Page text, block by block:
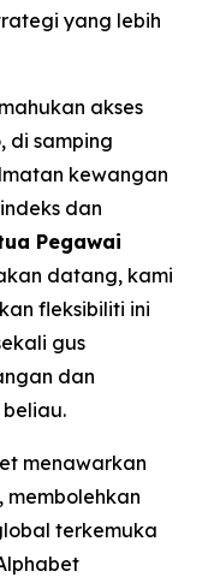
yang lebih
akses
di samping
kewangan
dan
Pegawai
datang, kami
fleksibiliti ini
gus
dan
menawarkan
membolehkan
terkemuka